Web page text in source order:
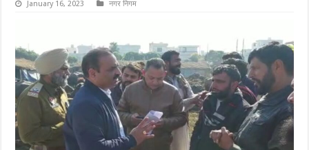
January 16, 2023 नगर निगम